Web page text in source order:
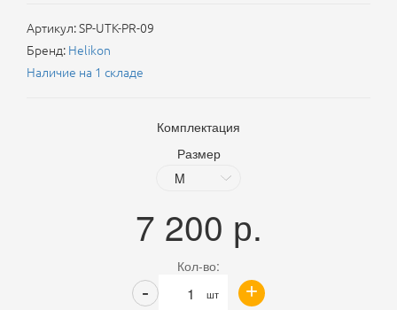
Артикул:SP-UTK-PR-09
Бренд: Helikon
Наличие на 1 складе
Комплектация
Размер
7 200 р.
Кол-во:
шт +
-